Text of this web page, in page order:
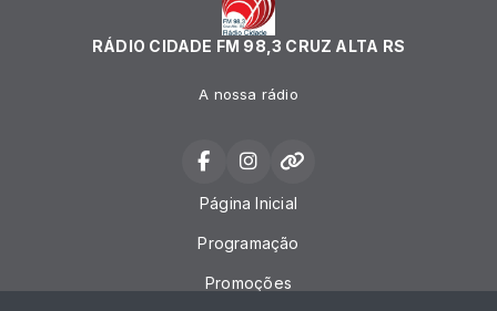
RÁDIO CIDADE FM 98,3 CRUZ ALTA RS
A nossa rádio
Página Inicial
Programação
Promoções